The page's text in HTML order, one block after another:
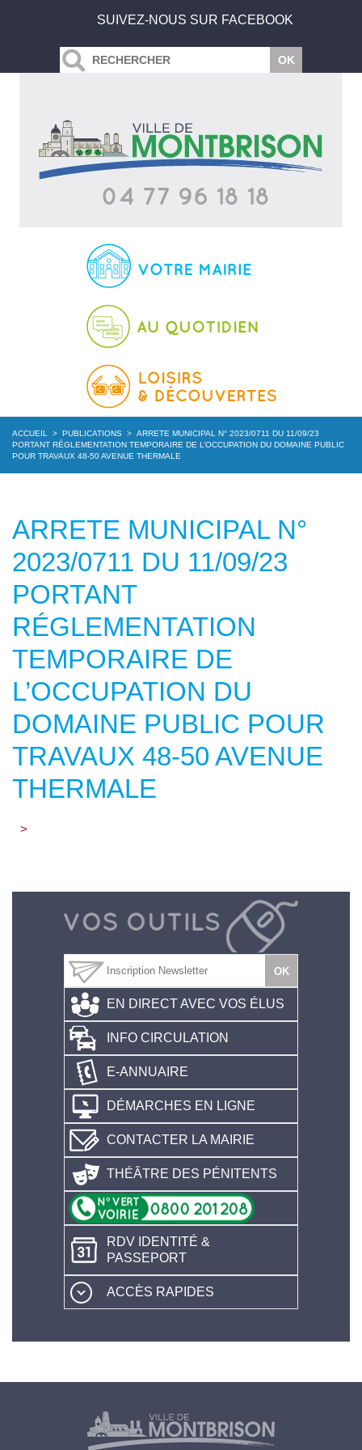
SUIVEZ-NOUS SUR FACEBOOK
ACCUEIL > PUBLICATIONS > ARRETE MUNICIPAL N° 2023/0711 DU 11/09/23
PORTANT RÉGLEMENTATION TEMPORAIRE DE L’OCCUPATION DU DOMAINE PUBLIC
POUR TRAVAUX 48-50 AVENUE THERMALE
ARRETE MUNICIPAL N°
2023/0711 DU 11/09/23
PORTANT
RÉGLEMENTATION
TEMPORAIRE DE
L’OCCUPATION DU
DOMAINE PUBLIC POUR
TRAVAUX 48-50 AVENUE
THERMALE
>
EN DIRECT AVEC VOS ÉLUS
INFO CIRCULATION
E-ANNUAIRE
DÉMARCHES EN LIGNE
CONTACTER LA MAIRIE
THÉÂTRE DES PÉNITENTS
RDV IDENTITÉ &
PASSEPORT
ACCÈS RAPIDES